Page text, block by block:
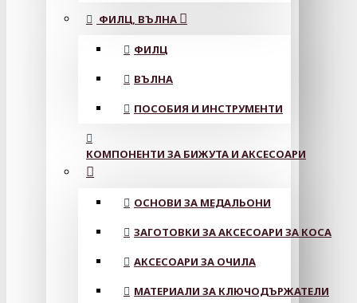
ФИЛЦ, ВЪЛНА
ФИЛЦ
ВЪЛНА
ПОСОБИЯ И ИНСТРУМЕНТИ
КОМПОНЕНТИ ЗА БИЖУТА И АКСЕСОАРИ
ОСНОВИ ЗА МЕДАЛЬОНИ
ЗАГОТОВКИ ЗА АКСЕСОАРИ ЗА КОСА
АКСЕСОАРИ ЗА ОЧИЛА
МАТЕРИАЛИ ЗА КЛЮЧОДЪРЖАТЕЛИ